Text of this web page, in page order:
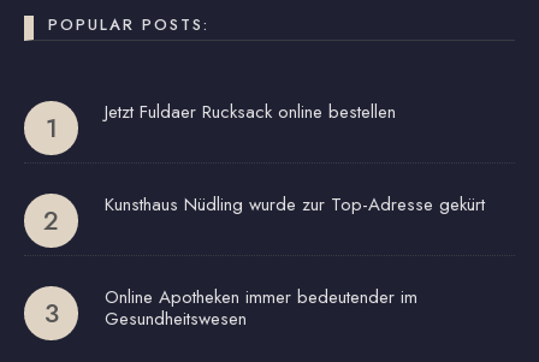
POPULAR POSTS:
Jetzt Fuldaer Rucksack online bestellen
Kunsthaus Nüdling wurde zur Top-Adresse gekürt
Online Apotheken immer bedeutender im
Gesundheitswesen